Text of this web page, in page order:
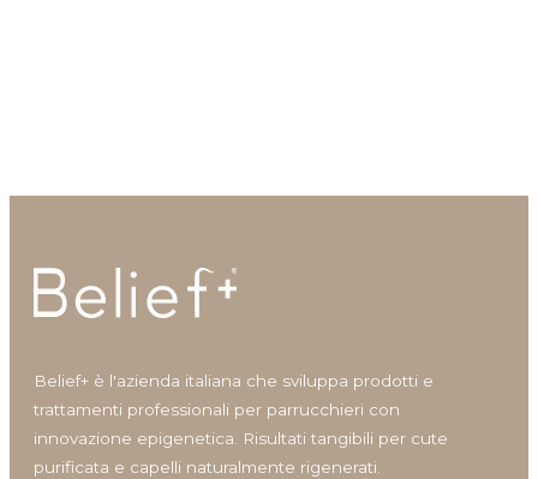
Belief+ è l'azienda italiana che sviluppa prodotti e
trattamenti professionali per parrucchieri con
innovazione epigenetica. Risultati tangibili per cute
purificata e capelli naturalmente rigenerati.